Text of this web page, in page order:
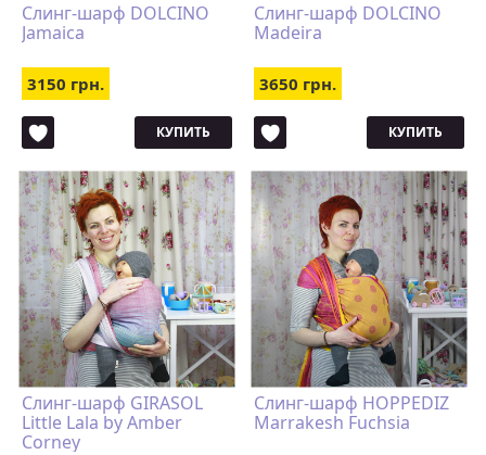
Слинг-шарф DOLCINO
Jamaica
3150 грн.
КУПИТЬ
Слинг-шарф DOLCINO
Madeira
3650 грн.
КУПИТЬ
Слинг-шарф GIRASOL
Little Lala by Amber
Corney
Слинг-шарф HOPPEDIZ
Marrakesh Fuchsia